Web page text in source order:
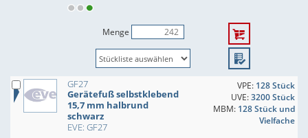
Menge
GF27
Gerätefuß selbstklebend
15,7 mm halbrund
schwarz
EVE: GF27
VPE: 128 Stück
UVE:3200 Stück
MBM: 128 Stück und
Vielfache